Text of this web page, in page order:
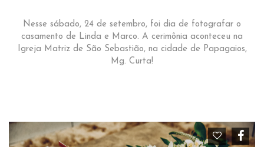
Nesse sábado, 24 de setembro, foi dia de fotografar o
casamento de Linda e Marco. A cerimônia aconteceu na
Igreja Matriz de São Sebastião, na cidade de Papagaios,
Mg. Curta!